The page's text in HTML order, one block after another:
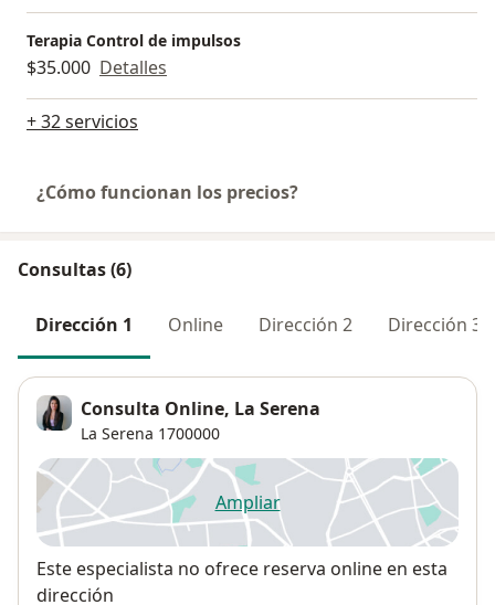
Terapia Control de impulsos
$35.000 Detalles
+ 32 servicios
¿Cómo funcionan los precios?
Consultas (6)
Dirección 1 Online Dirección 2 Dirección 3
Consulta Online, La Serena
La Serena 1700000
Ampliarse abre en una nueva
Disponibilidad
Este especialista no ofrece reserva online en esta
dirección